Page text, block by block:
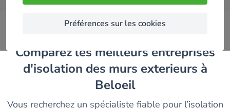
Préférences sur les cookies
Comparez les meilleurs entreprises
d'isolation des murs exterieurs à
Beloeil
Vous recherchez un spécialiste fiable pour l’isolation